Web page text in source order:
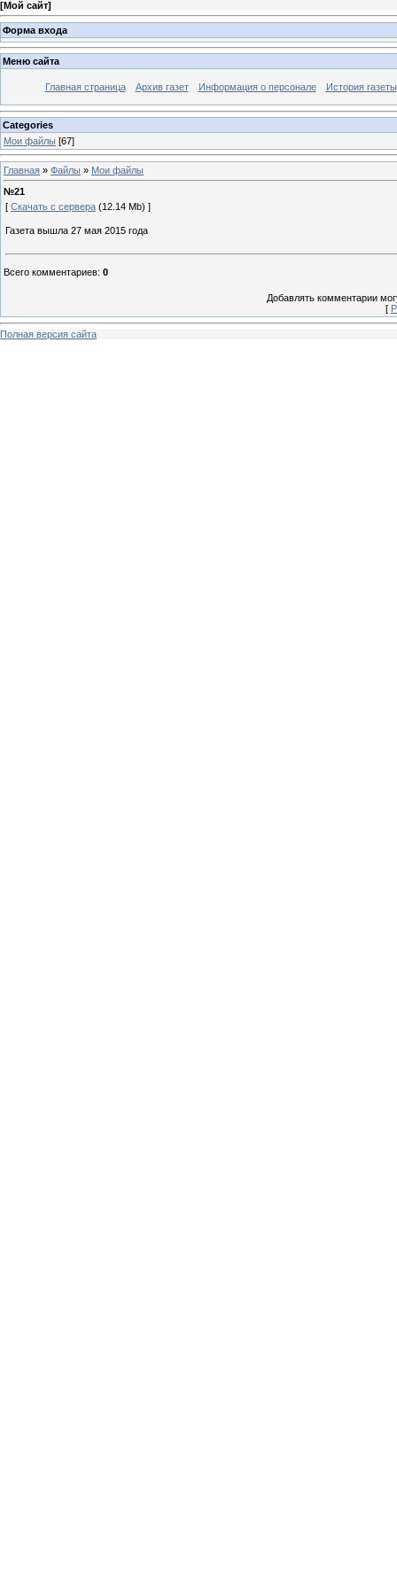
[Мой сайт]
Форма входа
Меню сайта
Главная страница Архив газет Информация о персонале История газеты
Categories
Мои файлы [67]
Главная » Файлы » Мои файлы
№21
[ Скачать с сервера (12.14 Mb) ]
Газета вышла 27 мая 2015 года
Всего комментариев: 0
Добавлять комментарии
[
Полная версия сайта